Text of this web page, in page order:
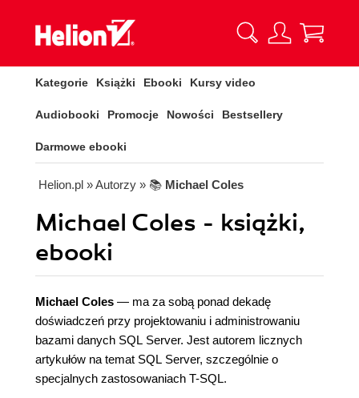
Kategorie Książki Ebooki Kursy video
Audiobooki Promocje Nowości Bestsellery
Darmowe ebooki
Helion.pl » Autorzy » 📚 Michael Coles
Michael Coles - książki,
ebooki
Michael Coles — ma za sobą ponad dekadę
doświadczeń przy projektowaniu i administrowaniu
bazami danych SQL Server. Jest autorem licznych
artykułów na temat SQL Server, szczególnie o
specjalnych zastosowaniach T-SQL.